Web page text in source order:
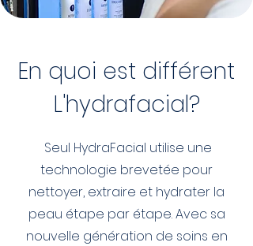
En quoi est différent
L'hydrafacial?
Seul HydraFacial utilise une
technologie brevetée pour
nettoyer, extraire et hydrater la
peau étape par étape. Avec sa
nouvelle génération de soins en